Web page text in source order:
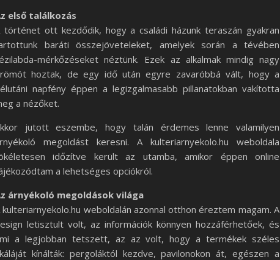
első találkozás
történet ott kezdődik, hogy a családi házunk teraszán gyakran
baráti összejöveteleket, amelyek során a tévében
mérkőzéseket néztünk. Ezek az alkalmak mindig nagy
hoztak, de egy idő után egyre zavaróbbá vált, hogy a
napfény éppen a legizgalmasabb pillanatokban vakította
a nézőket.
jutott eszembe, hogy talán érdemes lenne valamilyen
megoldást keresni. A kulteriarnyekolo.hu weboldala
időzítve került az utamba, amikor éppen online
a lehetséges opciókról.
árnyékoló megoldások világa
kulteriarnyekolo.hu weboldalán azonnal otthon éreztem magam. A
letisztult volt, az információk könnyen hozzáférhetőek, és
a legjobban tetszett, az az volt, hogy a termékek széles
kínálták: pergoláktól kezdve, pavilonokon át, egészen a